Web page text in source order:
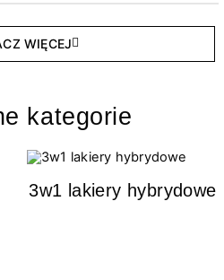
WIĘCEJ
kategorie
3w1 lakiery hybrydowe